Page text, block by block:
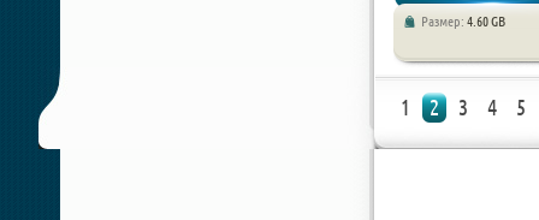
Размер: 4.60 GB
1 2 3 4 5